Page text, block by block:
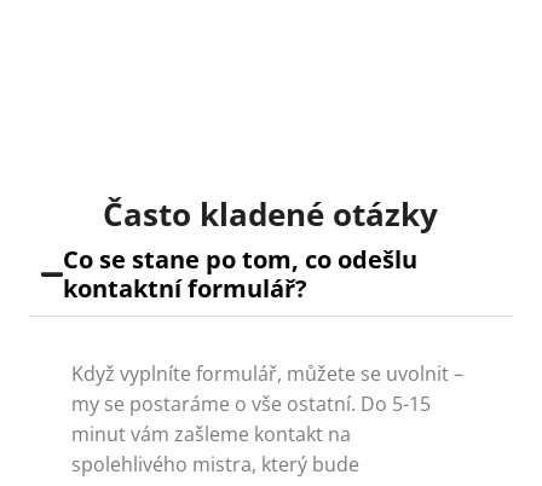
Často kladené otázky
Co se stane po tom, co odešlu
kontaktní formulář?
Když vyplníte formulář, můžete se uvolnit –
my se postaráme o vše ostatní. Do 5-15
minut vám zašleme kontakt na
spolehlivého mistra, který bude